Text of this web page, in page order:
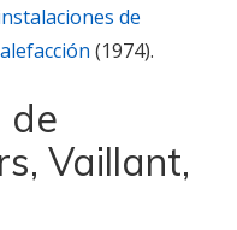
de
(1974).
de
Vaillant,